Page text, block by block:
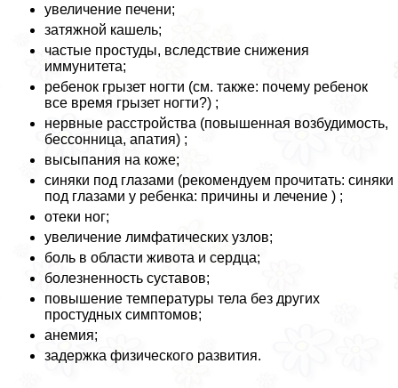
увеличение печени;
затяжной кашель;
частые простуды, вследствие снижения
иммунитета;
ребенок грызет ногти (см. также: почему ребенок
все время грызет ногти?) ;
нервные расстройства (повышенная возбудимость,
бессонница, апатия) ;
высыпания на коже;
синяки под глазами (рекомендуем прочитать: синяки
под глазами у ребенка: причины и лечение ) ;
отеки ног;
увеличение лимфатических узлов;
боль в области живота и сердца;
болезненность суставов;
повышение температуры тела без других
простудных симптомов;
анемия;
задержка физического развития.